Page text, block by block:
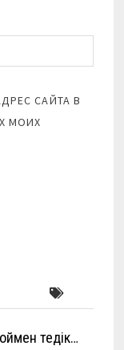
САЙТА В
МОИХ
өтедік…